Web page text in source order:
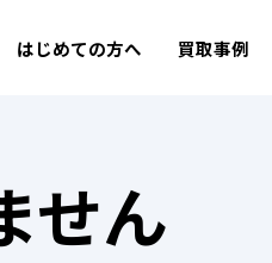
はじめての方へ 買取事例
せん